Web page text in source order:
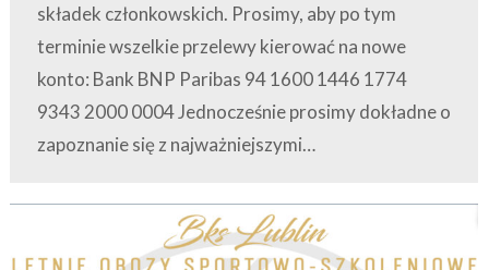
składek członkowskich. Prosimy, aby po tym
terminie wszelkie przelewy kierować na nowe
konto: Bank BNP Paribas 94 1600 1446 1774
9343 2000 0004 Jednocześnie prosimy dokładne o
zapoznanie się z najważniejszymi…